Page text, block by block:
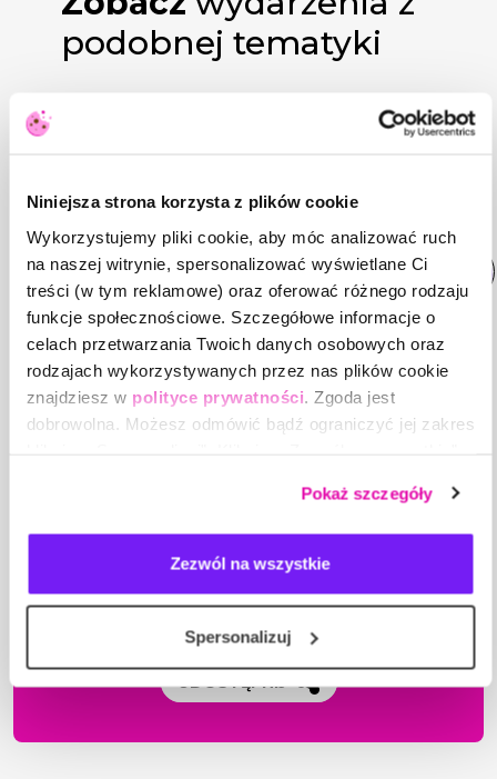
Niniejsza strona korzysta z plików cookie
Wykorzystujemy pliki cookie, aby móc analizować ruch
na naszej witrynie, spersonalizować wyświetlane Ci
treści (w tym reklamowe) oraz oferować różnego rodzaju
funkcje społecznościowe. Szczegółowe informacje o
celach przetwarzania Twoich danych osobowych oraz
rodzajach wykorzystywanych przez nas plików cookie
znajdziesz w polityce prywatności . Zgoda jest
dobrowolna. Możesz odmówić bądź ograniczyć jej zakres
a także na przetwarzanie Twoich danych osobowych.
Pokaż szczegóły
Zezwól na wszystkie
Spersonalizuj
podobnej tematyki
Wykorzystanie AI w
obszarze zarządzania
zespołem
Jak wykorzystać AI do zarządzania i
komunikacji z pracownikami
Anna Majkowska
Manager HR, trener AI
Podoba Ci się to nagranie?
Podziel się nim ze znajomymi.
UDOSTĘPNIJ